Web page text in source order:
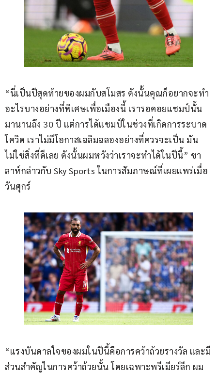
“นี่เป็นปีสุดท้ายของผมกับสโมสร ดังนั้นคุณก็อยากจะทำ
อะไรบางอย่างที่พิเศษเพื่อเมืองนี้ เรารอคอยแชมป์นั้น
มานานถึง 30 ปี แต่การได้แชมป์ในช่วงที่เกิดการระบาด
โควิด เราไม่มีโอกาสเฉลิมฉลองอย่างที่ควรจะเป็น มัน
ไม่ใช่สิ่งที่ดีเลย ดังนั้นผมหวังว่าเราจะทำได้ในปีนี้” ซา
ลาห์กล่าวกับ Sky Sports ในการสัมภาษณ์ที่เผยแพร่เมื่อ
วันศุกร์
“แรงบันดาลใจของผมในปีนี้คือการคว้าถ้วยรางวัล และมี
ส่วนสำคัญในการคว้าถ้วยนั้น โดยเฉพาะพรีเมียร์ลีก ผม